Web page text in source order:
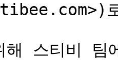
스티비 팀